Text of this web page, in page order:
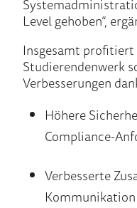
Level gehoben“,
Insgesamt profitiert
Studierendenwerk
Verbesserungen
Höhere
Compliance-
Verbesserte
Kommunikation